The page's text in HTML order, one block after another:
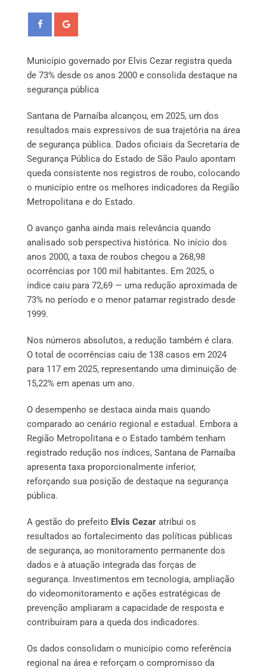
Município governado por Elvis Cezar registra queda
de 73% desde os anos 2000 e consolida destaque na
segurança pública
Santana de Parnaíba alcançou, em 2025, um dos
resultados mais expressivos de sua trajetória na área
de segurança pública. Dados oficiais da Secretaria de
Segurança Pública do Estado de São Paulo apontam
queda consistente nos registros de roubo, colocando
o município entre os melhores indicadores da Região
Metropolitana e do Estado.
O avanço ganha ainda mais relevância quando
analisado sob perspectiva histórica. No início dos
anos 2000, a taxa de roubos chegou a 268,98
ocorrências por 100 mil habitantes. Em 2025, o
índice caiu para 72,69 — uma redução aproximada de
73% no período e o menor patamar registrado desde
1999.
Nos números absolutos, a redução também é clara.
O total de ocorrências caiu de 138 casos em 2024
para 117 em 2025, representando uma diminuição de
15,22% em apenas um ano.
O desempenho se destaca ainda mais quando
comparado ao cenário regional e estadual. Embora a
Região Metropolitana e o Estado também tenham
registrado redução nos índices, Santana de Parnaíba
apresenta taxa proporcionalmente inferior,
reforçando sua posição de destaque na segurança
pública.
A gestão do prefeito Elvis Cezar atribui os
resultados ao fortalecimento das políticas públicas
de segurança, ao monitoramento permanente dos
dados e à atuação integrada das forças de
segurança. Investimentos em tecnologia, ampliação
do videomonitoramento e ações estratégicas de
prevenção ampliaram a capacidade de resposta e
contribuíram para a queda dos indicadores.
Os dados consolidam o município como referência
regional na área e reforçam o compromisso da